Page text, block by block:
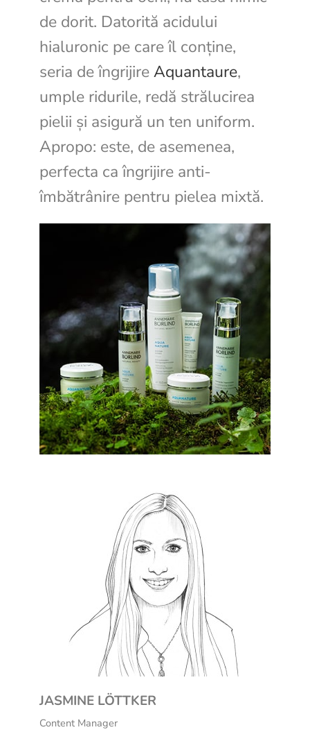
de dorit. Datorită acidului
hialuronic pe care îl conține,
seria de îngrijireAquantaure,
umple ridurile, redă strălucirea
pielii și asigură un ten uniform.
Apropo: este, de asemenea,
perfecta ca îngrijire anti-
îmbătrânire pentru pielea mixtă.
JASMINE LÖTTKER
Content Manager